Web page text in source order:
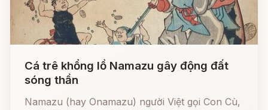
Cá trê khổng lồ Namazu gây động đất
sóng thần
Namazu (hay Onamazu) người Việt gọi Con Cù,